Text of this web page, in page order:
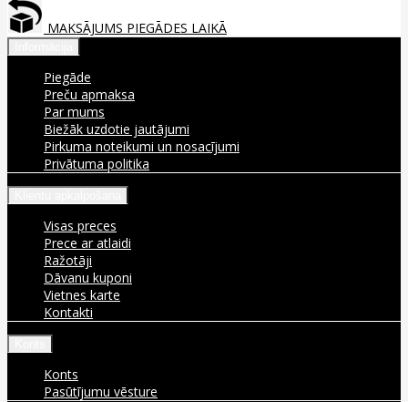
MAKSĀJUMS PIEGĀDES LAIKĀ
Piegāde
Preču apmaksa
Par mums
Biežāk uzdotie jautājumi
Pirkuma noteikumi un nosacījumi
Privātuma politika
Visas preces
Prece ar atlaidi
Ražotāji
Dāvanu kuponi
Vietnes karte
Kontakti
Konts
Pasūtījumu vēsture